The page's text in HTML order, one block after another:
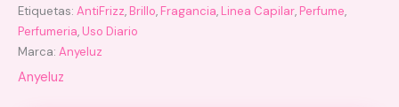
Etiquetas: AntiFrizz, Brillo, Fragancia, Linea Capilar, Perfume,
Perfumeria, Uso Diario
Marca: Anyeluz
Anyeluz